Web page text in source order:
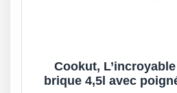
Cookut,
brique 4,5l avec